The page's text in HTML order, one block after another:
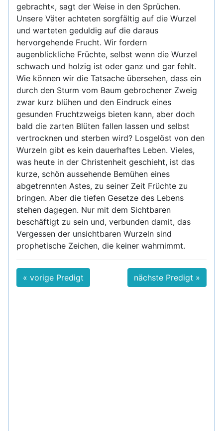
gebracht«, sagt der Weise in den Sprüchen.
Unsere Väter achteten sorgfältig auf die Wurzel
und warteten geduldig auf die daraus
hervorgehende Frucht. Wir fordern
augenblickliche Früchte, selbst wenn die Wurzel
schwach und holzig ist oder ganz und gar fehlt.
Wie können wir die Tatsache übersehen, dass ein
durch den Sturm vom Baum gebrochener Zweig
zwar kurz blühen und den Eindruck eines
gesunden Fruchtzweigs bieten kann, aber doch
bald die zarten Blüten fallen lassen und selbst
vertrocknen und sterben wird? Losgelöst von den
Wurzeln gibt es kein dauerhaftes Leben. Vieles,
was heute in der Christenheit geschieht, ist das
kurze, schön aussehende Bemühen eines
abgetrennten Astes, zu seiner Zeit Früchte zu
bringen. Aber die tiefen Gesetze des Lebens
stehen dagegen. Nur mit dem Sichtbaren
beschäftigt zu sein und, verbunden damit, das
Vergessen der unsichtbaren Wurzeln sind
prophetische Zeichen, die keiner wahrnimmt.
« vorige Predigt nächste Predigt »